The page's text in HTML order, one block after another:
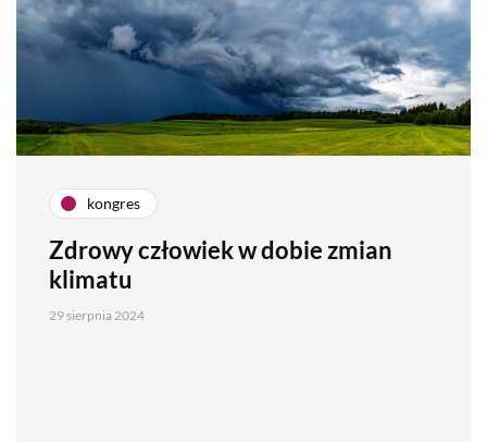
kongres
Zdrowy człowiek w dobie zmian
klimatu
29 sierpnia 2024